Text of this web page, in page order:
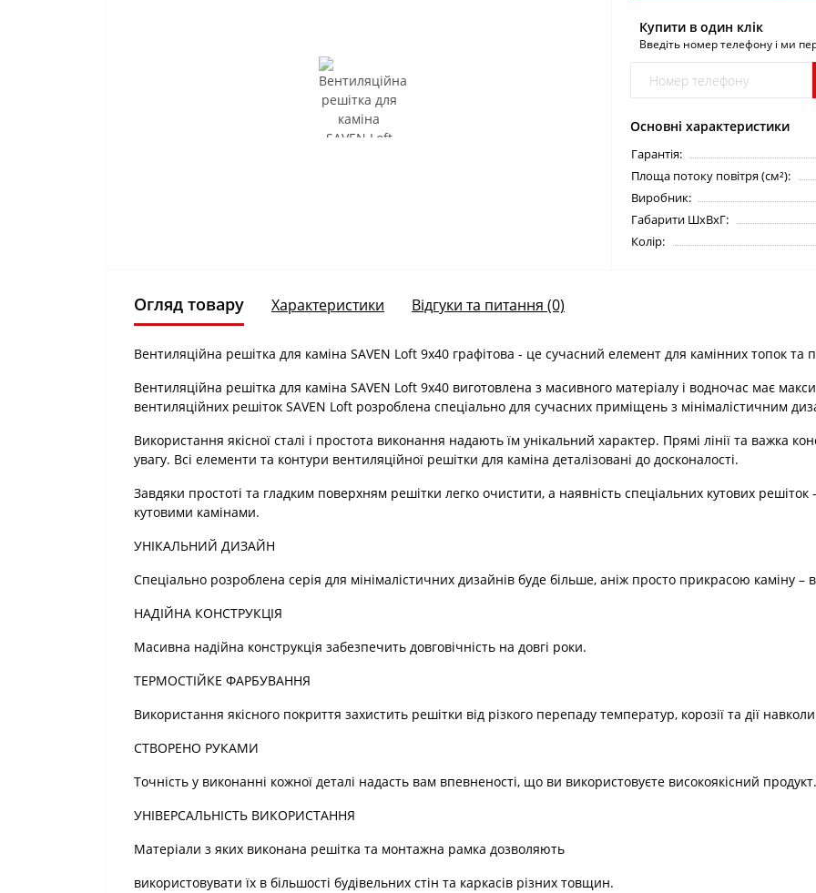
Основні характеристики
Гарантія:
Площа потоку повітря (см²):
Виробник:
Габарити ШхВхГ:
Колір:
Купити в один клік
Введіть номер телефону і ми
Огляд товару Характеристики Відгуки та питання (0)
Вентиляційна решітка для каміна SAVEN Loft 9х40 графітова - це сучасний елемент для камінних топок та
Вентиляційна решітка для каміна SAVEN Loft 9х40 виготовлена з масивного матеріалу і водночас має
вентиляційних решіток SAVEN Loft розроблена спеціально для сучасних приміщень з мінімалістичним
Використання якісної сталі і простота виконання надають їм унікальний характер. Прямі лінії та важка
увагу. Всі елементи та контури вентиляційної решітки для каміна деталізовані до досконалості.
Завдяки простоті та гладким поверхням решітки легко очистити, а наявність спеціальних кутових
кутовими камінами.
УНІКАЛЬНИЙ ДИЗАЙН
Спеціально розроблена серія для мінімалістичних дизайнів буде більше, аніж просто прикрасою каміну
НАДІЙНА КОНСТРУКЦІЯ
Масивна надійна конструкція забезпечить довговічність на довгі роки.
ТЕРМОСТІЙКЕ ФАРБУВАННЯ
Використання якісного покриття захистить решітки від різкого перепаду температур, корозії та дії
СТВОРЕНО РУКАМИ
Точність у виконанні кожної деталі надасть вам впевненості, що ви використовуєте високоякісний продукт.
УНІВЕРСАЛЬНІСТЬ ВИКОРИСТАННЯ
Матеріали з яких виконана решітка та монтажна рамка дозволяють
використовувати їх в більшості будівельних стін та каркасів різних товщин.